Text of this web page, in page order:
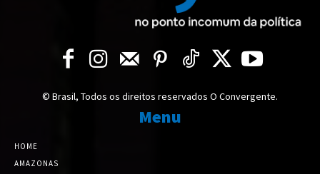
© Brasil, Todos os direitos reservados O Convergente.
Menu
HOME
AMAZONAS